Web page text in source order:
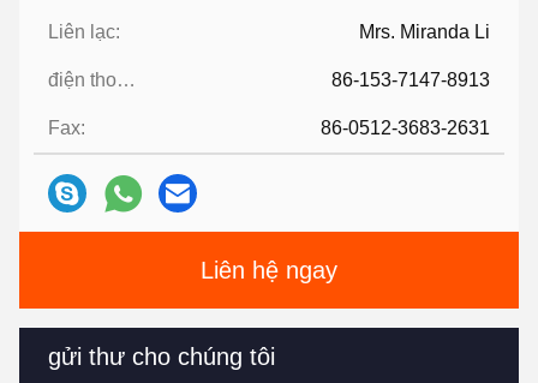
Liên lạc: Mrs. Miranda Li
điện thoại: 86-153-7147-8913
Fax: 86-0512-3683-2631
Liên hệ ngay
gửi thư cho chúng tôi